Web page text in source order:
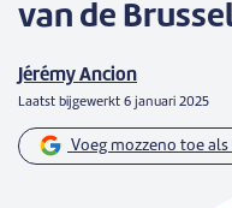
van de
Jérémy Ancion
Laatst bijgewerkt 6 januari 2025
Voeg mozzeno toe